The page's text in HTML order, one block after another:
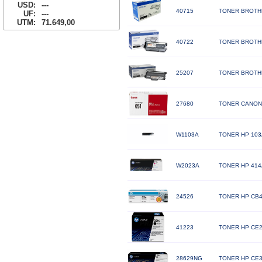
USD:
---
UF:
---
UTM:
71.649,00
40715 TONER
40722 TONER
25207 TONER
27680 TONER
W1103A TONER HP
W2023A TONER HP
24526 TONER HP
41223 TONER HP
28629NG TONER HP